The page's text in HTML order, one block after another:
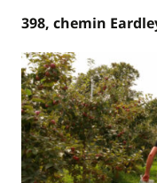
398, chemin